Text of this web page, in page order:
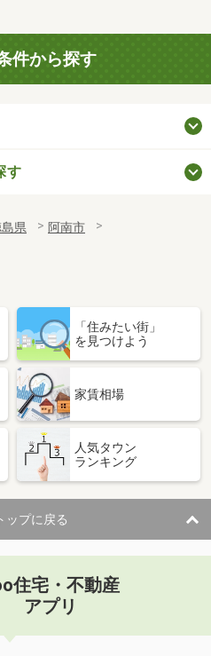
件から探す
す
県
阿南市
「住みたい街」
を見つけよう
家賃相場
人気タウン
ランキング
ップに戻る
住宅・不動産
アプリ